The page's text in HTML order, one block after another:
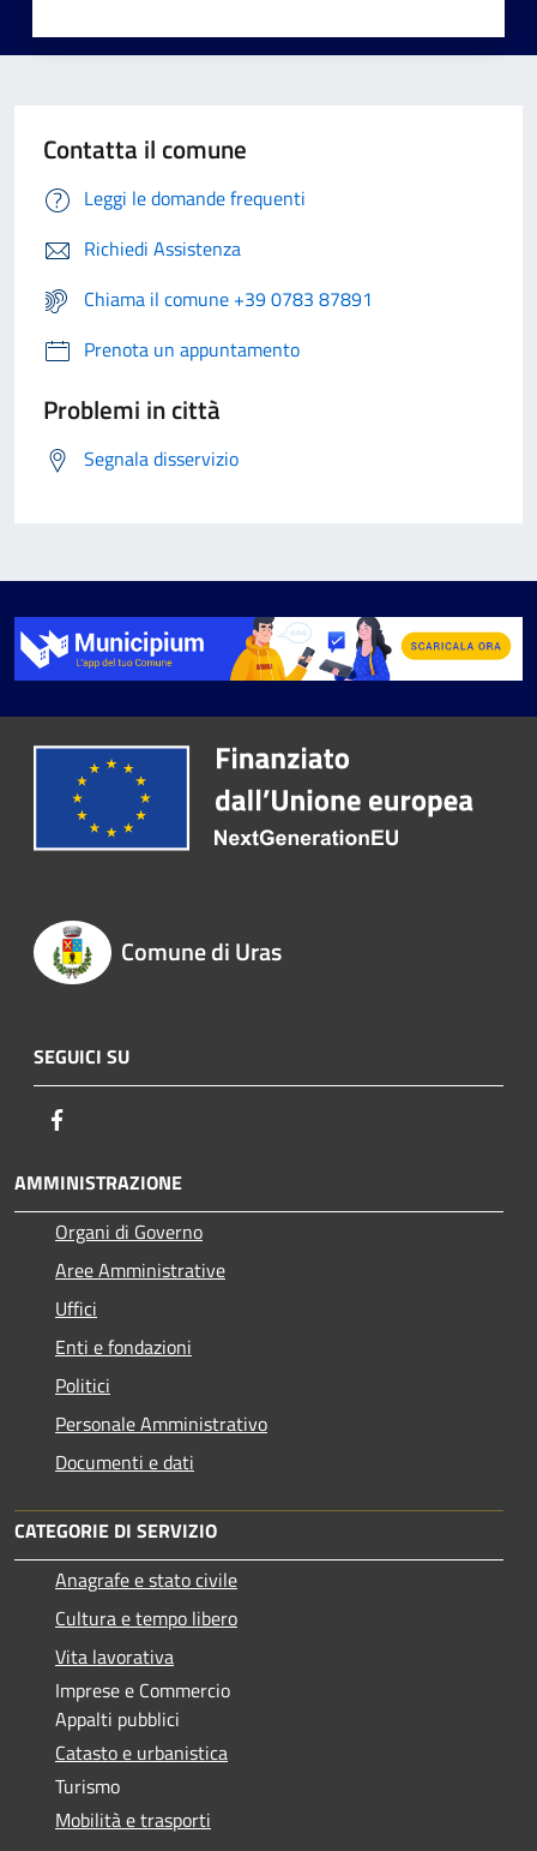
Contatta il comune
Leggi le domande frequenti
Richiedi Assistenza
Chiama il comune +39 0783 87891
Prenota un appuntamento
Problemi in città
Segnala disservizio
Comune di Uras
SEGUICI SU
AMMINISTRAZIONE
Organi di Governo
Aree Amministrative
Uffici
Enti e fondazioni
Politici
Personale Amministrativo
Documenti e dati
CATEGORIE DI SERVIZIO
Anagrafe e stato civile
Cultura e tempo libero
Vita lavorativa
Imprese e Commercio
Appalti pubblici
Catasto e urbanistica
Turismo
Mobilità e trasporti